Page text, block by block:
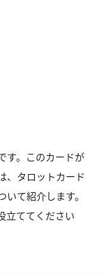
す。このカードが
、タロットカード
て紹介します。
立ててください